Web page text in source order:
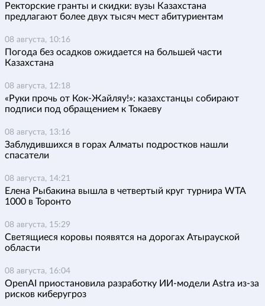
Ректорские гранты и скидки: вузы Казахстана
предлагают более двух тысяч мест абитуриентам
08 августа, 10:16
Погода без осадков ожидается на большей части
Казахстана
08 августа, 12:18
«Руки прочь от Кок-Жайляу!»: казахстанцы собирают
подписи под обращением к Токаеву
08 августа, 13:16
Заблудившихся в горах Алматы подростков нашли
спасатели
08 августа, 14:21
Елена Рыбакина вышла в четвертый круг турнира WTA
1000 в Торонто
08 августа, 15:29
Светящиеся коровы появятся на дорогах Атырауской
области
08 августа, 16:04
OpenAI приостановила разработку ИИ-модели Astra из-за
рисков киберугроз